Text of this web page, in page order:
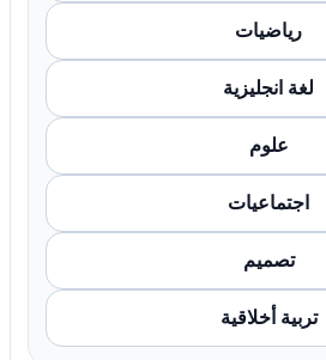
رياضيات
لغة انجليزية
علوم
اجتماعيات
تصميم
تربية أخلاقية